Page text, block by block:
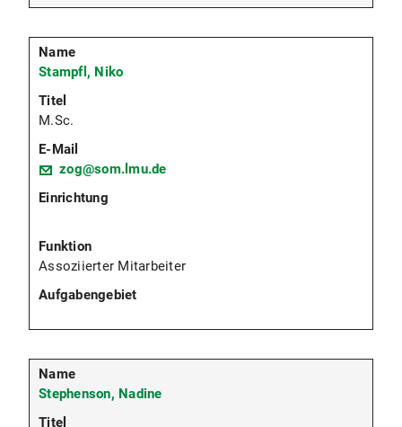
Stampfl, Niko
M.Sc.
zog@som.lmu.de
Assoziierter Mitarbeiter
Stephenson, Nadine